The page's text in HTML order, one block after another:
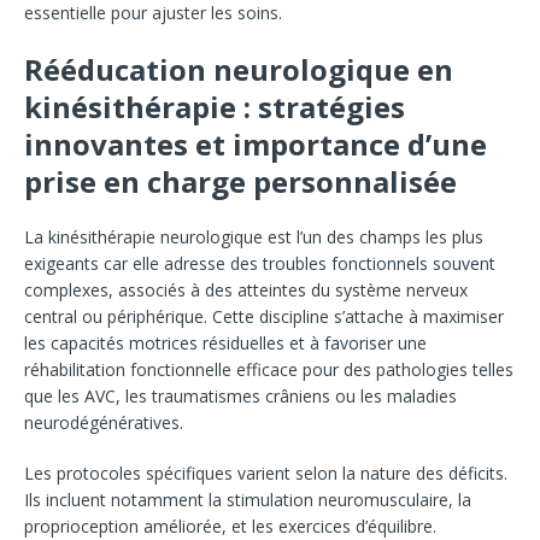
essentielle pour ajuster les soins.
Rééducation neurologique en
kinésithérapie : stratégies
innovantes et importance d’une
prise en charge personnalisée
La kinésithérapie neurologique est l’un des champs les plus
exigeants car elle adresse des troubles fonctionnels souvent
complexes, associés à des atteintes du système nerveux
central ou périphérique. Cette discipline s’attache à maximiser
les capacités motrices résiduelles et à favoriser une
réhabilitation fonctionnelle efficace pour des pathologies telles
que les AVC, les traumatismes crâniens ou les maladies
neurodégénératives.
Les protocoles spécifiques varient selon la nature des déficits.
Ils incluent notamment la stimulation neuromusculaire, la
proprioception améliorée, et les exercices d’équilibre.